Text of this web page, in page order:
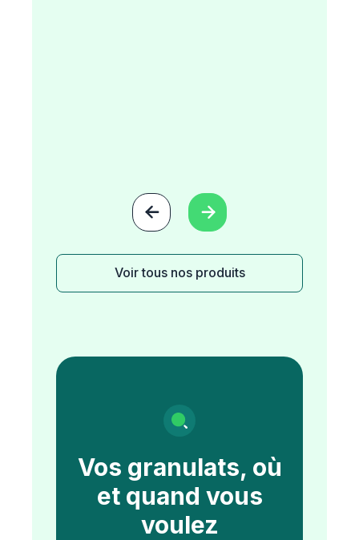
 
Voir tous nos produits
Vos granulats, où
et quand vous
voulez